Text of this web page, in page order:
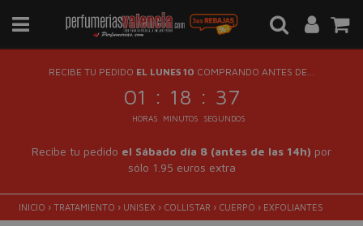
RECIBE TU PEDIDO EL LUNES 10 COMPRANDO ANTES DE...
01 : 18 : 36
HORAS MINUTOS SEGUNDOS
Recibe tu pedido el Sábado día 8 (antes de las 14h) por
sólo 1.95 euros extra
INICIO › TRATAMIENTO › UNISEX › COLLISTAR › CUERPO › EXFOLIANTES